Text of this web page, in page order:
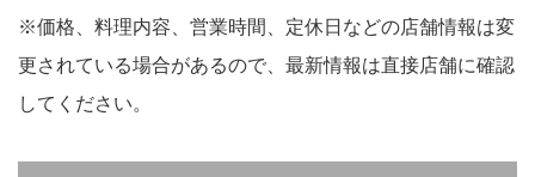
※価格、料理内容、営業時間、定休日などの店舗情報は変
更されている場合があるので、最新情報は直接店舗に確認
してください。